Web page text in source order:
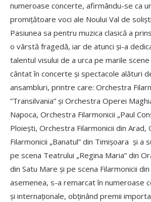
numeroase concerte, afirmându-se ca
promițătoare voci ale Noului Val de
Pasiunea sa pentru muzica clasică a
o vârstă fragedă, iar de atunci și-a
talentul visului de a urca pe marile scene
cântat în concerte și spectacole alături
ansambluri, printre care: Orchestra
”Transilvania” și Orchestra Operei
Napoca, Orchestra Filarmonicii „Paul
Ploiești, Orchestra Filarmonicii din Arad,
Filarmonicii „Banatul” din Timișoara și a
pe scena Teatrului „Regina Maria” din
din Satu Mare și pe scena Filarmonicii
asemenea, s-a remarcat în numeroase
și internaționale, obținând premii